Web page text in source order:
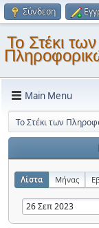
Σύνδεση
Το Στέκι των
Main Menu
Το Στέκι των
Λίστα Μήνας